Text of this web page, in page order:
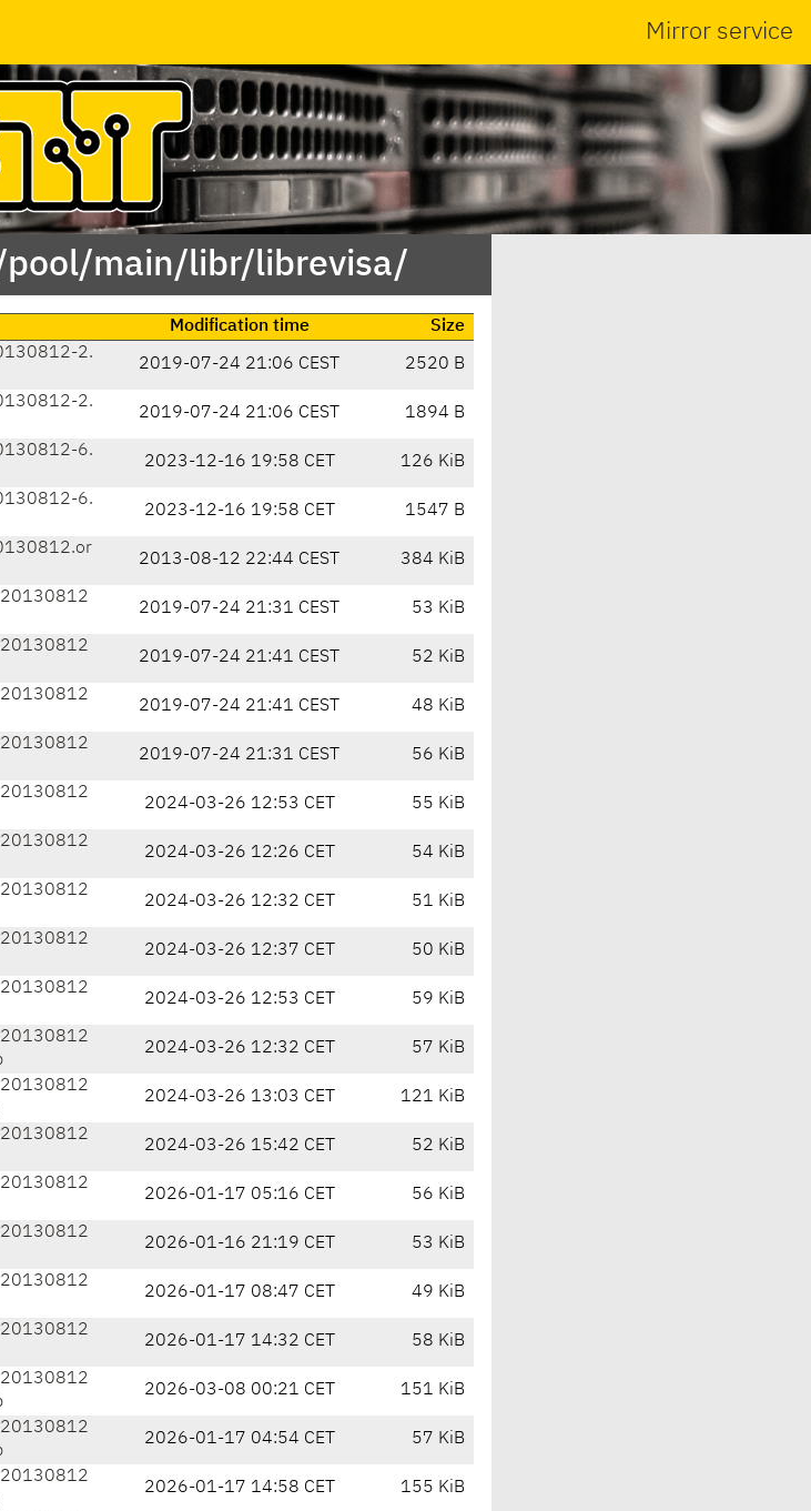
Mirror service
main/libr/librevisa/
Modification time
Size
2.
2019-07-24 21:06 CEST 2520 B
2.
2019-07-24 21:06 CEST 1894 B
6.
2023-12-16 19:58 CET 126 KiB
6.
2023-12-16 19:58 CET 1547 B
2013-08-12 22:44 CEST 384 KiB
2019-07-24 21:31 CEST 53 KiB
2019-07-24 21:41 CEST 52 KiB
2019-07-24 21:41 CEST 48 KiB
2019-07-24 21:31 CEST 56 KiB
2024-03-26 12:53 CET 55 KiB
2024-03-26 12:26 CET 54 KiB
2024-03-26 12:32 CET 51 KiB
2024-03-26 12:37 CET 50 KiB
2024-03-26 12:53 CET 59 KiB
2024-03-26 12:32 CET 57 KiB
2024-03-26 13:03 CET 121 KiB
2024-03-26 15:42 CET 52 KiB
2026-01-17 05:16 CET 56 KiB
2026-01-16 21:19 CET 53 KiB
2026-01-17 08:47 CET 49 KiB
2026-01-17 14:32 CET 58 KiB
2026-03-08 00:21 CET 151 KiB
2026-01-17 04:54 CET 57 KiB
2026-01-17 14:58 CET 155 KiB